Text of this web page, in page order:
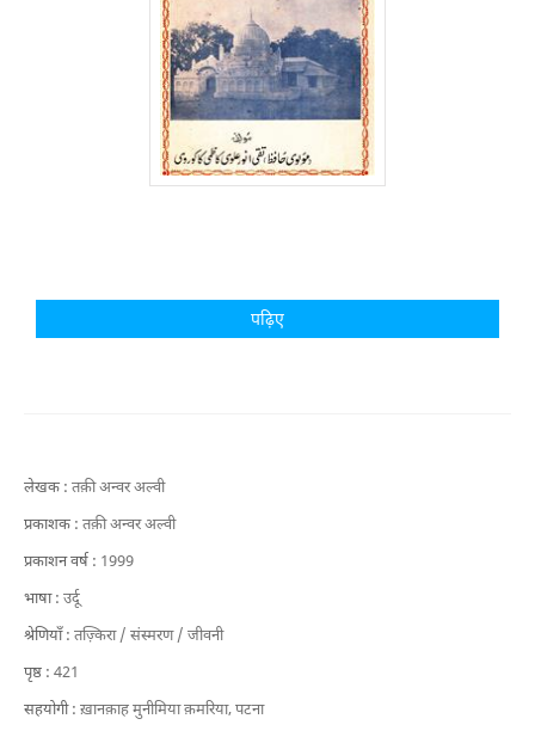
पढ़िए
लेखक : तक़ी अन्वर अल्वी
प्रकाशक : तक़ी अन्वर अल्वी
प्रकाशन वर्ष : 1999
भाषा : उर्दू
श्रेणियाँ : तज़्किरा / संस्मरण / जीवनी
पृष्ठ : 421
सहयोगी : ख़ानक़ाह मुनीमिया क़मरिया, पटना